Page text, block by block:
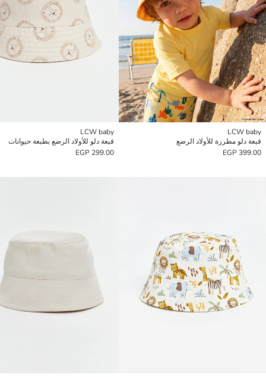
LCW baby
قبعة دلو مطرزة للأولاد الرضع
399.00 EGP
LCW baby
قبعة دلو للأولاد الرضع بطبعة حيوانات
299.00 EGP